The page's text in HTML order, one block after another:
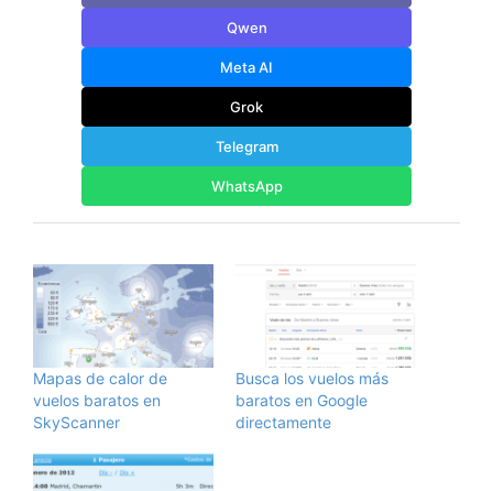
Qwen
Meta AI
Grok
Telegram
WhatsApp
Mapas de calor de
vuelos baratos en
SkyScanner
Busca los vuelos más
baratos en Google
directamente